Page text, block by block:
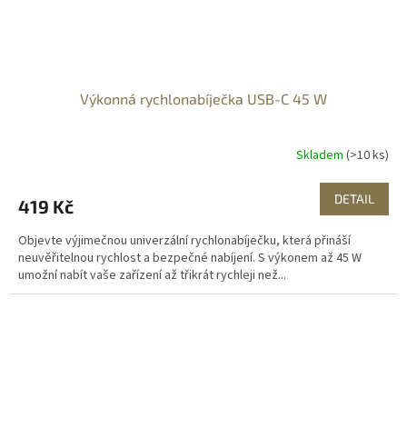
Výkonná rychlonabíječka USB-C 45 W
Skladem (>10 ks)
419 Kč DETAIL
Objevte výjimečnou univerzální rychlonabíječku, která přináší
neuvěřitelnou rychlost a bezpečné nabíjení. S výkonem až 45 W
umožní nabít vaše zařízení až třikrát rychleji než...